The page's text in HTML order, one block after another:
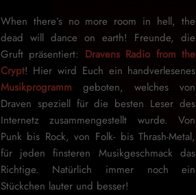
When there’s no more room in hell, the
dead will dance on earth! Freunde, die
Gruft präsentiert: Dravens Radio from the
Crypt! Hier wird Euch ein handverlesenes
Musikprogramm geboten, welches von
Draven speziell für die besten Leser des
Internetz zu­sammen­ge­stellt wurde. Von
Punk bis Rock, von Folk- bis Thrash-Metal,
für je­den finsteren Mu­sik­ge­schmack das
Rich­tige. Natürlich immer noch ein
Stückchen lauter und besser!